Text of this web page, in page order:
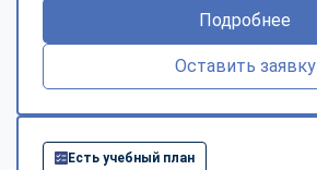
Подробнее
Оставить заявку
Есть учебный план